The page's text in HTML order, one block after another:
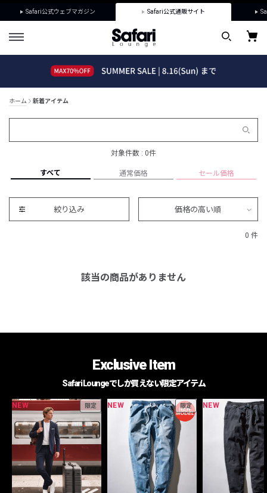
Safari公式ウェブマガジン Safari公式通販サイト
ホーム 新着アイテム
対象件数 : 0件
すべて 通常価格 セール価格
絞り込み 価格の高い順
0 件
該当の商品がありません
Exclusive Item
Safari Loungeでしか買えない限定アイテム
NEW 限定 NEW 限定 NEW